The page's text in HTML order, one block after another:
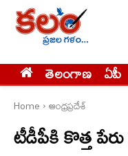
తెలంగాణ ఏపీ
Home ఆంధ్రప్రదేశ్
టీడీపీకి కొత్త